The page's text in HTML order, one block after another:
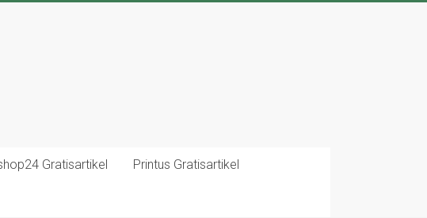
Gratisartikel Printus Gratisartikel